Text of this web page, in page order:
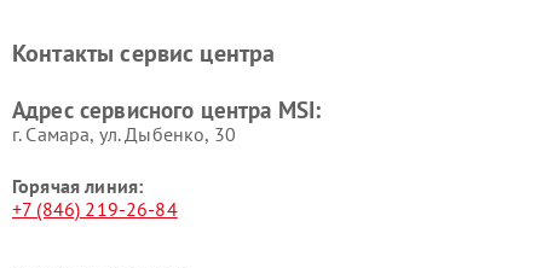
Контакты сервис центра
Адрес сервисного центра MSI:
г. Самара, ул. Дыбенко, 30
Горячая линия:
+7 (846) 219-26-84